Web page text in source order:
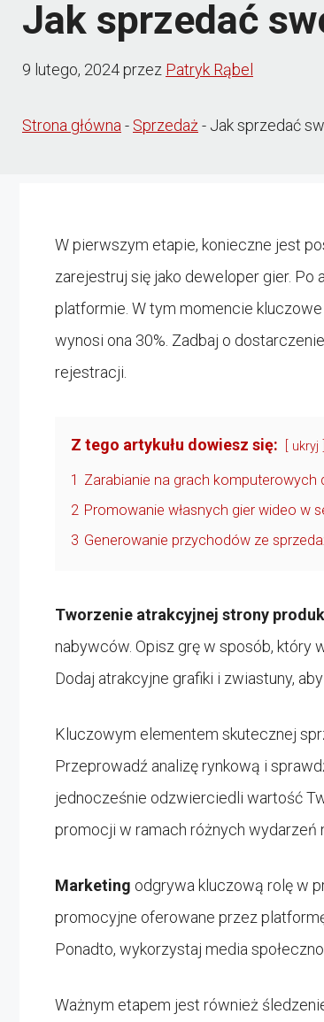
Jak sprzedać
9 lutego, 2024przez Patryk Rąbel
Strona główna- Sprzedaż- Jak sprzedać
W pierwszym etapie, konieczne jest
zarejestruj się jako deweloper gier.
platformie. W tym momencie
wynosi ona 30%. Zadbaj o
rejestracji.
Z tego artykułu dowiesz się: ukryj
1 Zarabianie na grach
2 Promowanie własnych gier wideo w
3 Generowanie przychodów ze
Tworzenie atrakcyjnej strony
nabywców. Opisz grę w sposób, który
Dodaj atrakcyjne grafiki i zwiastuny,
Kluczowym elementem skutecznej
Przeprowadź analizę rynkową i
jednocześnie odzwierciedli wartość
promocji w ramach różnych wydarzeń
Marketing odgrywa kluczową rolę w
promocyjne oferowane przez
Ponadto, wykorzystaj media
Ważnym etapem jest również